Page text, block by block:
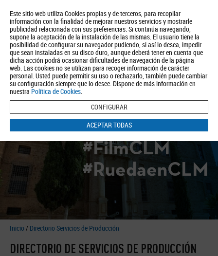
Este sitio web utiliza Cookies propias y de terceros, para recopilar
información con la finalidad de mejorar nuestros servicios y mostrarle
publicidad relacionada con sus preferencias. Si continúa navegando,
supone la aceptación de la instalación de las mismas. El usuario tiene la
posibilidad de configurar su navegador pudiendo, si así lo desea, impedir
que sean instaladas en su disco duro, aunque deberá tener en cuenta que
dicha acción podrá ocasionar dificultades de navegación de la página
web. Las cookies no se utilizan para recoger información de carácter
personal. Usted puede permitir su uso o rechazarlo, también puede cambiar
su configuración siempre que lo desee. Dispone de más información en
nuestra Política de Cookies.
CONFIGURAR
ACEPTAR TODAS
Quiénes somos Turismo Política de Privacidad Aviso Legal
Política de Cookies
BUSCAR
#FilmCLM
#RuedaenCLM
Inicio / Directorio Servicios de Producción
DIRECTORIO DE SERVICIOS DE PRODUCCIÓN